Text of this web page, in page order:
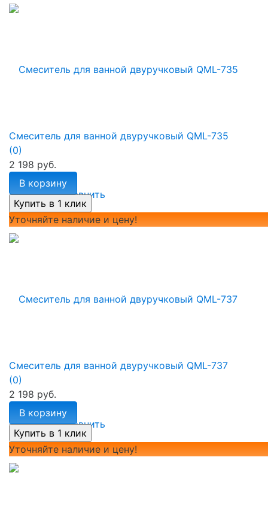
избранное сравнить
Смеситель для ванной двуручковый QML-735
(0)
2 198 руб.
В корзину
Уточняйте наличие и цену!
избранное сравнить
Смеситель для ванной двуручковый QML-737
(0)
2 198 руб.
В корзину
Уточняйте наличие и цену!